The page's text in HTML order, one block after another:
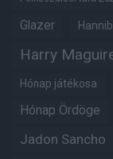
Glazer
Harry
Hónap játékosa
Hónap Ördöge
Jadon Sancho